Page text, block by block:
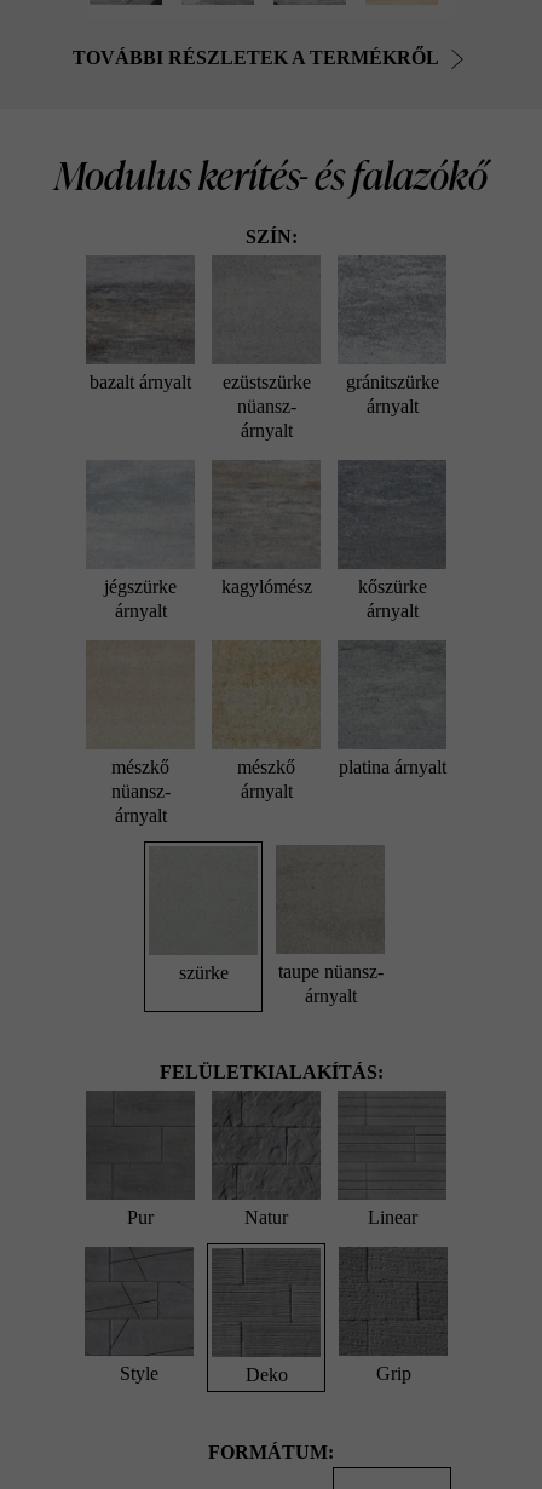
TOVÁBBI RÉSZLETEK A TERMÉKRŐL
Modulus kerítés- és falazókő
SZÍN:
bazalt árnyalt
ezüstszürke
nüansz-
árnyalt
gránitszürke
árnyalt
jégszürke
árnyalt
kagylómész
kőszürke
árnyalt
mészkő
nüansz-
árnyalt
mészkő
árnyalt
platina árnyalt
szürke
taupe nüansz-
árnyalt
FELÜLETKIALAKÍTÁS:
Pur Natur Linear
Style Deko Grip
FORMÁTUM: